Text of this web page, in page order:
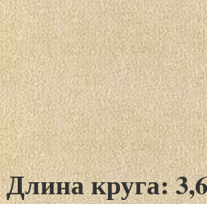
Длина круга: